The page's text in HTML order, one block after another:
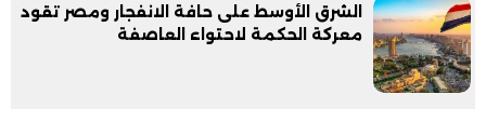
الشرق الأوسط على حافة الانفجار ومصر تقود
معركة الحكمة لاحتواء العاصفة